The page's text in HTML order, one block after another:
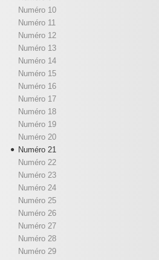
Numéro 10
Numéro 11
Numéro 12
Numéro 13
Numéro 14
Numéro 15
Numéro 16
Numéro 17
Numéro 18
Numéro 19
Numéro 20
Numéro 21
Numéro 22
Numéro 23
Numéro 24
Numéro 25
Numéro 26
Numéro 27
Numéro 28
Numéro 29